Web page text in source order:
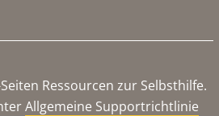
Ressourcen zur Selbsthilfe.
Allgemeine Supportrichtlinie